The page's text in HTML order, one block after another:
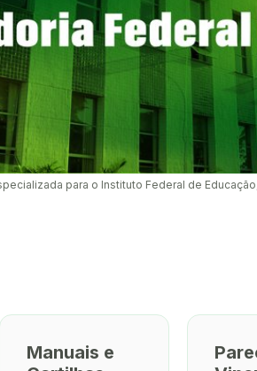
para o Instituto Federal de
Manuais e